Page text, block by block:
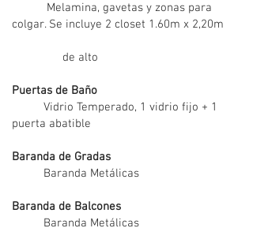
Melamina, gavetas y zonas para
colgar. Se incluye 2 closet 1.60m x 2,20m
de alto
Puertas de Baño
Vidrio Temperado, 1 vidrio fijo + 1
puerta abatible
Baranda de Gradas
Baranda Metálicas
Baranda de Balcones
Baranda Metálicas